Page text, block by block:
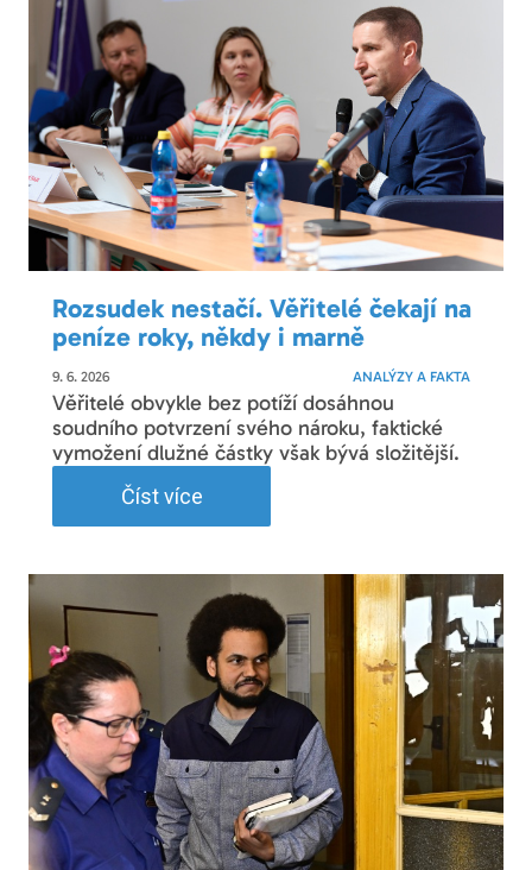
Rozsudek nestačí. Věřitelé čekají na
peníze roky, někdy i marně
9. 6. 2026 ANALÝZY A FAKTA
Věřitelé obvykle bez potíží dosáhnou
soudního potvrzení svého nároku, faktické
vymožení dlužné částky však bývá složitější.
Číst více